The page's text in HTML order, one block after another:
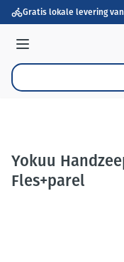
Ga naar de inhoud
Gratis lokale levering
Menu
Product, merk,
Yokuu
Fles+parel